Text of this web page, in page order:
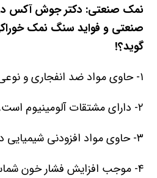
نمک صنعتی: دکتر جوش آکس
صنعتی و فواید سنگ نمک
گوید؟!
۱- حاوی مواد ضد انفجاری و نوعی سم است.
۲- دارای مشتقات آلومینیوم است.
۳- حاوی مواد افزودنی شیمیایی دیگری است.
۴- موجب افزایش فشار خون شماست.